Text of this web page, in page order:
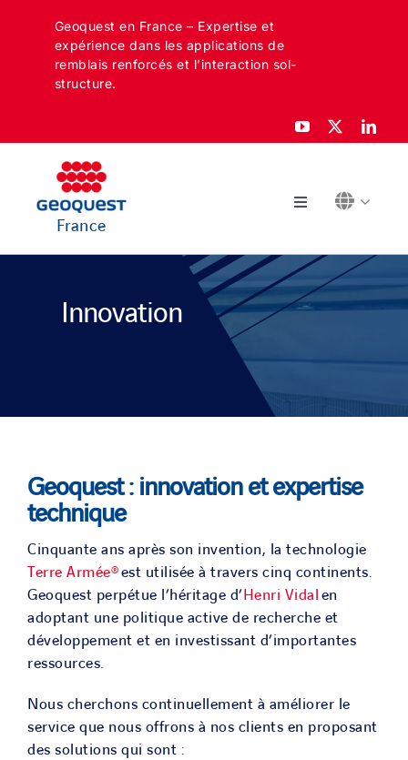
Geoquest en France – Expertise et
expérience dans les applications de
remblais renforcés et l’interaction sol-
structure.
France
Toggle
SECTEURS
PROJETS
CARRIERE
ACTU & MEDIA
CONTACT
NOS PAYS
Innovation
Geoquest : innovation et expertise
technique
Cinquante ans après son invention, la technologie
Terre Armée®est utilisée à travers cinq continents.
Geoquest perpétue l’héritage d’Henri Vidalen
adoptant une politique active de recherche et
développement et en investissant d’importantes
ressources.
Nous cherchons continuellement à améliorer le
service que nous offrons à nos clients en proposant
des solutions qui sont :